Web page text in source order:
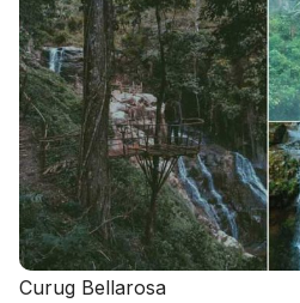
Curug Bellarosa